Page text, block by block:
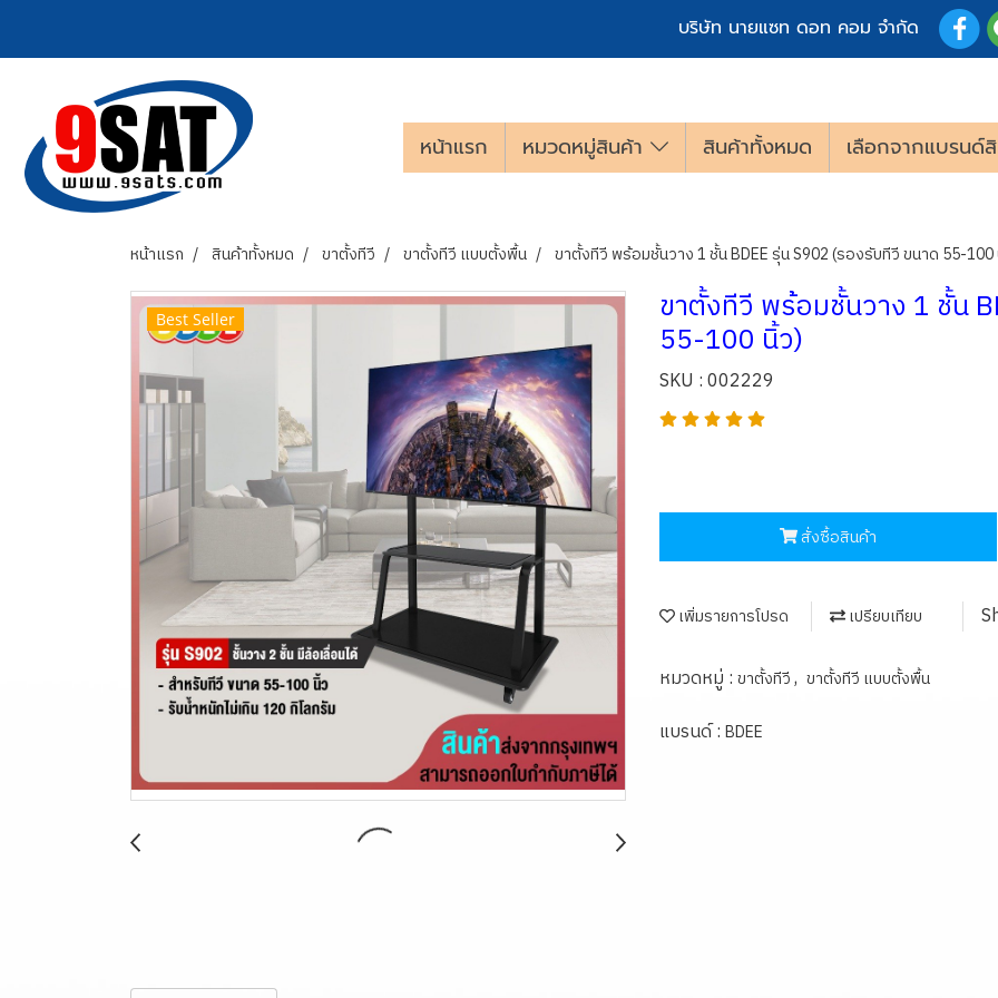
บริษัท นายแซท ดอท คอม จำกัด
หน้าแรก หมวดหมู่สินค้า สินค้าทั้งหมด เลือกจากแบรนด์
หน้าแรก สินค้าทั้งหมด ขาตั้งทีวี ขาตั้งทีวี แบบตั้งพื้น ขาตั้งทีวี พร้อมชั้นวาง 1 ชั้น BDEE รุ่น S902 (รองรับทีวี ขนาด 55-
Best Seller ขาตั้งทีวี พร้อมชั้นวาง 1 ชั้น
55-100 นิ้ว)
SKU : 002229
สั่งซื้อสินค้า
เพิ่มรายการโปรด เปรียบเทียบ
หมวดหมู่ : ขาตั้งทีวี, ขาตั้งทีวี แบบตั้งพื้น
แบรนด์ : BDEE